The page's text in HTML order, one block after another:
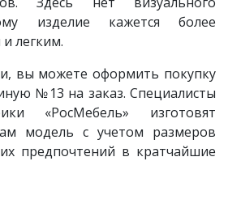
изделие кажется более
легким.
вы можете оформить покупку
№13 на заказ. Специалисты
«РосМебель» изготовят
модель с учетом размеров
предпочтений в кратчайшие